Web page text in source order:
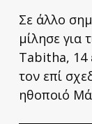
Σε άλλο
μίλησε για
Tabitha, 14
τον επί
ηθοποιό